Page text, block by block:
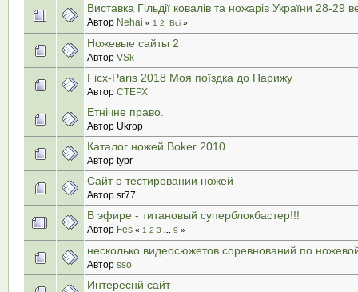
Виставка Гільдії ковалів та ножарів України 28-29
Автор Nehai « 1 2 Всі »
Ножевые сайты 2
Автор VSk
Ficx-Paris 2018 Моя поїздка до Парижу
Автор СТЕРХ
Етнічне право.
Автор Ukrop
Каталог ножей Boker 2010
Автор tybr
Сайт о тестировании ножей
Автор sr77
В эфире - титановый суперблокбастер!!!
Автор Fes « 1 2 3 9 »
несколько видеосюжетов соревнований по
Автор sso
Интереснй сайт